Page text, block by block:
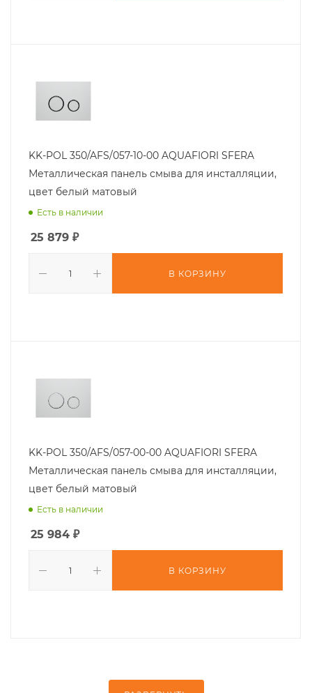
KK-POL 350/AFS/057-10-00 AQUAFIORI SFERA
Металлическая панель смыва для инсталляции,
цвет белый матовый
Есть в наличии
25 879 ₽
В КОРЗИНУ
KK-POL 350/AFS/057-00-00 AQUAFIORI SFERA
Металлическая панель смыва для инсталляции,
цвет белый матовый
Есть в наличии
25 984 ₽
В КОРЗИНУ